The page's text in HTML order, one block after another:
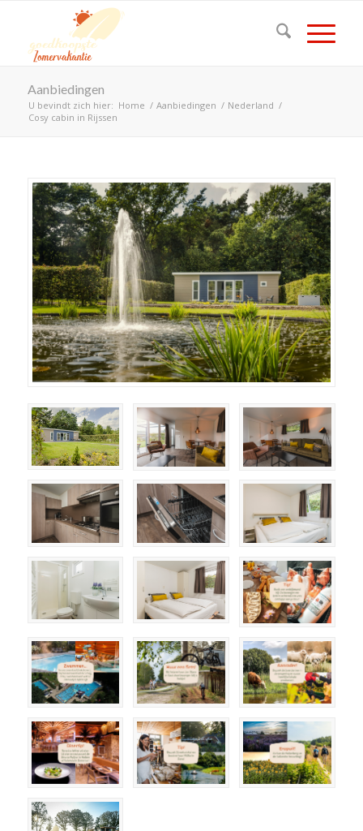
Aanbiedingen
U bevindt zich hier: Home / Aanbiedingen / Nederland /
Cosy cabin in Rijssen